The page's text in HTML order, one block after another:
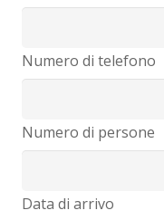
Numero di telefono
Numero di persone
Data di arrivo